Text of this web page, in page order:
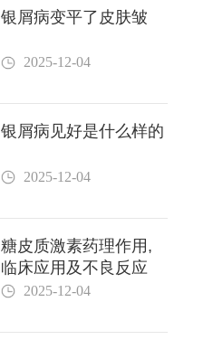
银屑病变平了皮肤皱
2025-12-04
银屑病见好是什么样的
2025-12-04
糖皮质激素药理作用,
临床应用及不良反应
2025-12-04